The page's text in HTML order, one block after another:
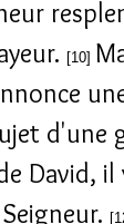
[10]
d'une
David, il